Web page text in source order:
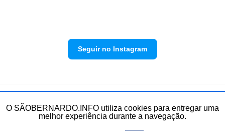
Seguir no Instagram
Política de privacidade Envie sua denúncia
O SÃOBERNARDO.INFO utiliza cookies para entregar uma
melhor experiência durante a navegação.